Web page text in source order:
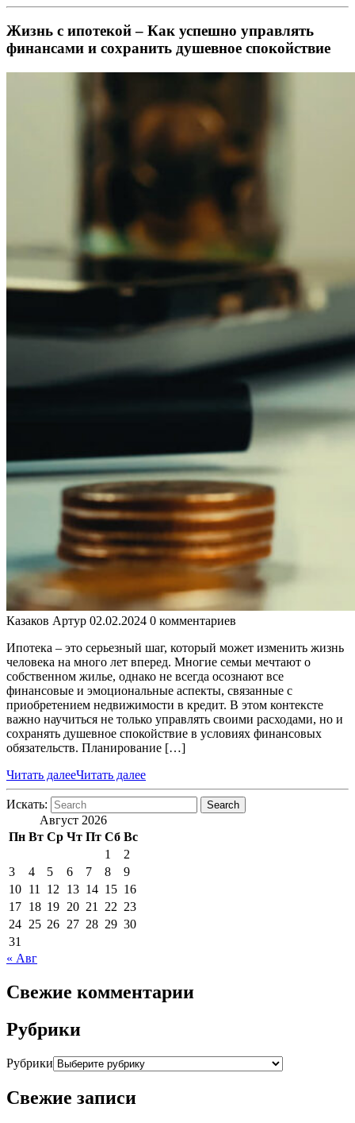
Жизнь с ипотекой – Как успешно управлять
финансами и сохранить душевное спокойствие
Казаков Артур 02.02.2024 0 комментариев
Ипотека – это серьезный шаг, который может изменить жизнь
человека на много лет вперед. Многие семьи мечтают о
собственном жилье, однако не всегда осознают все
финансовые и эмоциональные аспекты, связанные с
приобретением недвижимости в кредит. В этом контексте
важно научиться не только управлять своими расходами, но и
сохранять душевное спокойствие в условиях финансовых
обязательств. Планирование […]
Читать далееЧитать далее
Искать: Search
Август 2026
Пн Вт Ср Чт Пт Сб Вс
1
2
3
4 5 6 7 8
9
10 11 12 13 14 15 16
17 18 19 20 21 22 23
24 25 26 27 28 29 30
31
« Авг
Свежие комментарии
Рубрики
Рубрики
Свежие записи